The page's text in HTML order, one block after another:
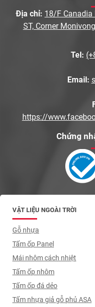
Địa chỉ: 18/F Canadia
ST, Corner
Tel:
Email:
https://
Chứng
VẬT LIỆU NGOÀI TRỜI
Gỗ nhựa
Tấm ốp Panel
Mái nhôm cách nhiệt
Tấm ốp nhôm
Tấm ốp đá dẻo
Tấm nhựa giả gỗ phủ ASA